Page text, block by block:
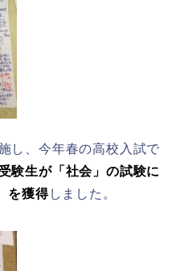
し、今年春の高校入試で
験生が「社会」の試験に
を獲得しました。